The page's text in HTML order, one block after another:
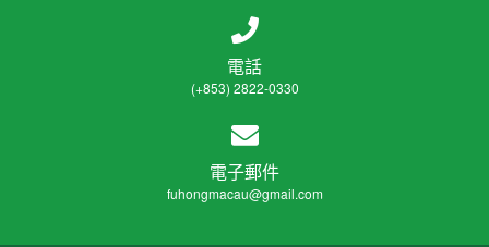
電話
(+853) 2822-0330
電子郵件
fuhongmacau@gmail.com